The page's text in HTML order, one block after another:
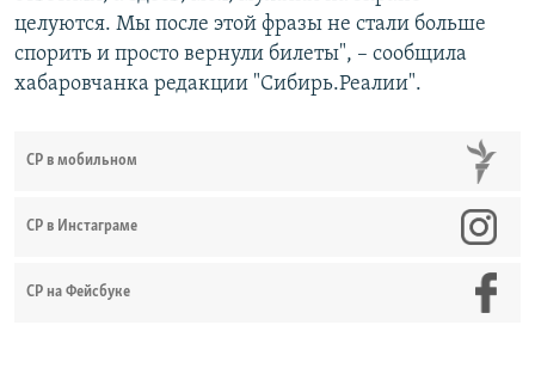
целуются. Мы после этой фразы не стали больше
спорить и просто вернули билеты", – сообщила
хабаровчанка редакции "Сибирь.Реалии".
СР в мобильном
СР в Инстаграме
СР на Фейсбуке